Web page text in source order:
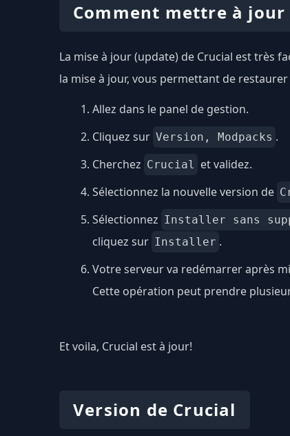
Comment mettre à jour
La mise à jour (update) de Crucial est très
la mise à jour, vous permettant de
Allez dans le panel de gestion.
Cliquez sur Version, Modpacks .
Cherchez Crucial et validez.
Sélectionnez la nouvelle version de
Sélectionnez Installer sans
cliquez sur Installer .
Votre serveur va redémarrer après
Cette opération peut prendre
Et voila, Crucial est à jour!
Version de Crucial